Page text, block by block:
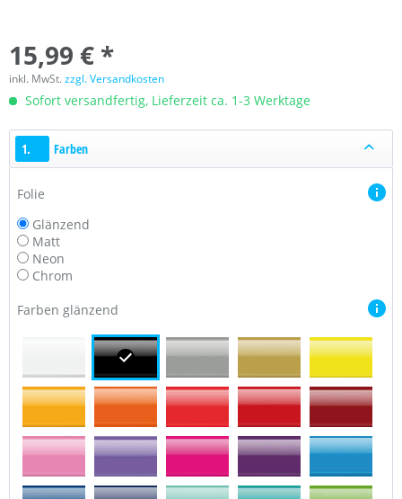
15,99 € *
inkl. MwSt.zzgl. Versandkosten
Sofort versandfertig, Lieferzeit ca. 1-3 Werktage
1. Farben
Folie
Glänzend
Matt
Neon
Chrom
Farben glänzend